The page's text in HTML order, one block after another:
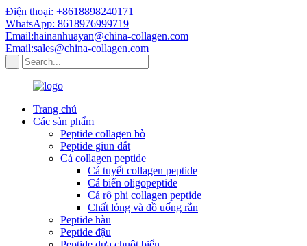
Điện thoại: +8618898240171
WhatsApp: 8618976999719
Email:hainanhuayan@china-collagen.com
Email:sales@china-collagen.com
Trang chủ
Các sản phẩm
Peptide collagen bò
Peptide giun đất
Cá collagen peptide
Cá tuyết collagen peptide
Cá biển oligopeptide
Cá rô phi collagen peptide
Chất lỏng và đồ uống rắn
Peptide hàu
Peptide đậu